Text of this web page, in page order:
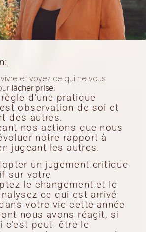
et voyez ce qui ne vous
lâcher prise.
d’une pratique
observation de soi et
des autres.
nos actions que nous
notre rapport à
jugeant les autres.